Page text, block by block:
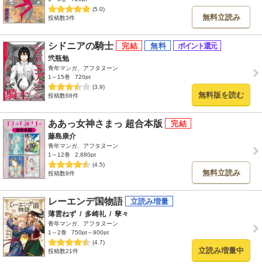
(5.0)
投稿数3件
無料立読み
シドニアの騎士
弐瓶勉
青年マンガ、アフタヌーン
1～15巻
720pt
(3.9)
投稿数68件
無料版を読む
ああっ女神さまっ 超合本版
藤島康介
青年マンガ、アフタヌーン
1～12巻
2,880pt
(4.5)
投稿数8件
無料立読み
レーエンデ国物語
薄雲ねず / 多崎礼 / 孳々
青年マンガ、アフタヌーン
1～2巻
750pt～900pt
(4.7)
投稿数21件
立読み増量中